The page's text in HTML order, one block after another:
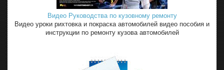
Видео Руководства по кузовному ремонту
Видео уроки рихтовка и покраска автомобилей видео пособия и
инструкции по ремонту кузова автомобилей